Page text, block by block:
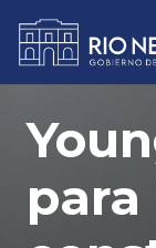
para